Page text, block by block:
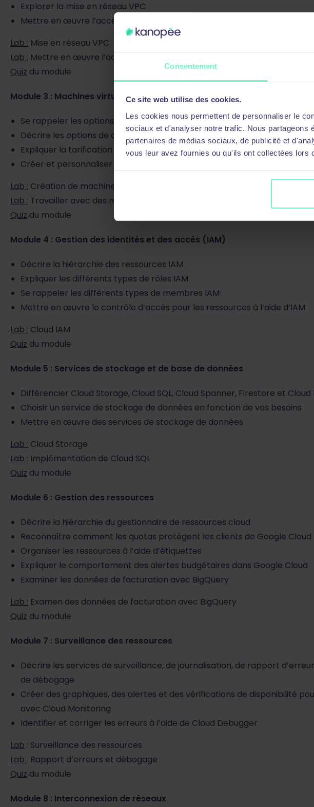
Consentement
Ce site web utilise des cookies.
Les cookies nous permettent de personnaliser le
sociaux et d'analyser notre trafic. Nous partageons
partenaires de médias sociaux, de publicité et
vous leur avez fournies ou qu'ils ont collectées lors
Explorer la mise en réseau VPC
Mettre en œuvre l’accès privé à Google et Cloud NAT
Lab : Mise en réseau VPC
Lab : Mettre en œuvre l’accès privé à Google et Cloud NAT
Quiz du module
Module 3 : Machines virtuelles
Se rappeler les options de processeur et de mémoire pour les
Décrire les options de disque pour les machines virtuelles
Expliquer la tarification et les remises des VM
Créer et personnaliser des instances de VM à l’aide de Compute Engine
Lab : Création de machines virtuelles
Lab : Travailler avec des machines virtuelles
Quiz du module
Module 4 : Gestion des identités et des accès (IAM)
Décrire la hiérarchie des ressources IAM
Expliquer les différents types de rôles IAM
Se rappeler les différents types de membres IAM
Mettre en œuvre le contrôle d’accès pour les ressources à l’aide d’IAM
Lab : Cloud IAM
Quiz du module
Module 5 : Services de stockage et de base de données
Différencier Cloud Storage, Cloud SQL, Cloud Spanner, Firestore et
Choisir un service de stockage de données en fonction de vos besoins
Mettre en œuvre des services de stockage de données
Lab : Cloud Storage
Lab : Implémentation de Cloud SQL
Quiz du module
Module 6 : Gestion des ressources
Décrire la hiérarchie du gestionnaire de ressources cloud
Reconnaître comment les quotas protègent les clients de Google Cloud
Organiser les ressources à l’aide d’étiquettes
Expliquer le comportement des alertes budgétaires dans Google Cloud
Examiner les données de facturation avec BigQuery
Lab : Examen des données de facturation avec BigQuery
Quiz du module
Module 7 : Surveillance des ressources
Décrire les services de surveillance, de journalisation, de rapport
de débogage
Créer des graphiques, des alertes et des vérifications de disponibilité
avec Cloud Monitoring
Identifier et corriger les erreurs à l’aide de Cloud Debugger
Lab : Surveillance des ressources
Lab : Rapport d’erreurs et débogage
Quiz du module
Module 8 : Interconnexion de réseaux